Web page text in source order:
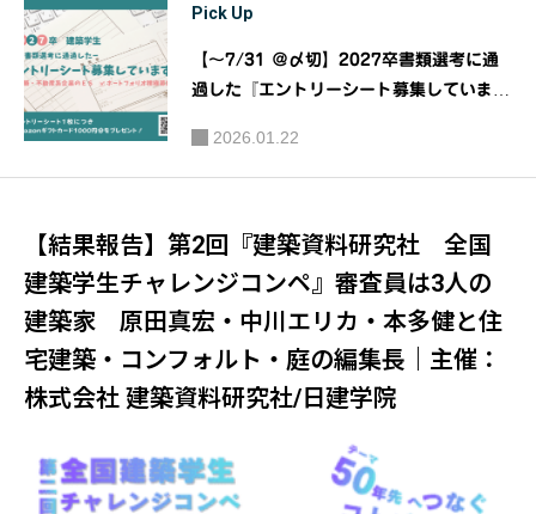
Pick Up
【～7/31 ＠〆切】2027卒書類選考に通
過した『エントリーシート募集していま
社/日建学院
2026.01.22
【結果報告】第2回『建築資料研究社 全国
建築学生チャレンジコンペ』審査員は3人の
建築家 原田真宏・中川エリカ・本多健と住
宅建築・コンフォルト・庭の編集長｜主催：
株式会社 建築資料研究社/日建学院